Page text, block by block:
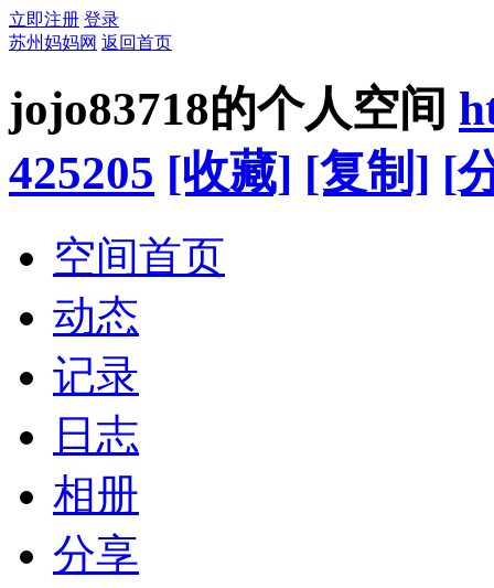
立即注册 登录
苏州妈妈网 返回首页
jojo83718的个人空间
425205 [收藏] [复制] [
空间首页
动态
记录
日志
相册
分享